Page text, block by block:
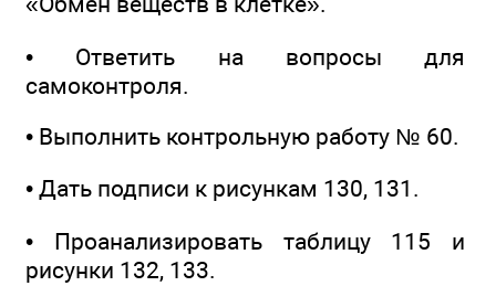
• Ответить на вопросы для
самоконтроля.
• Выполнить контрольную работу № 60.
• Дать подписи к рисункам 130, 131.
• Проанализировать таблицу 115 и
рисунки 132, 133.